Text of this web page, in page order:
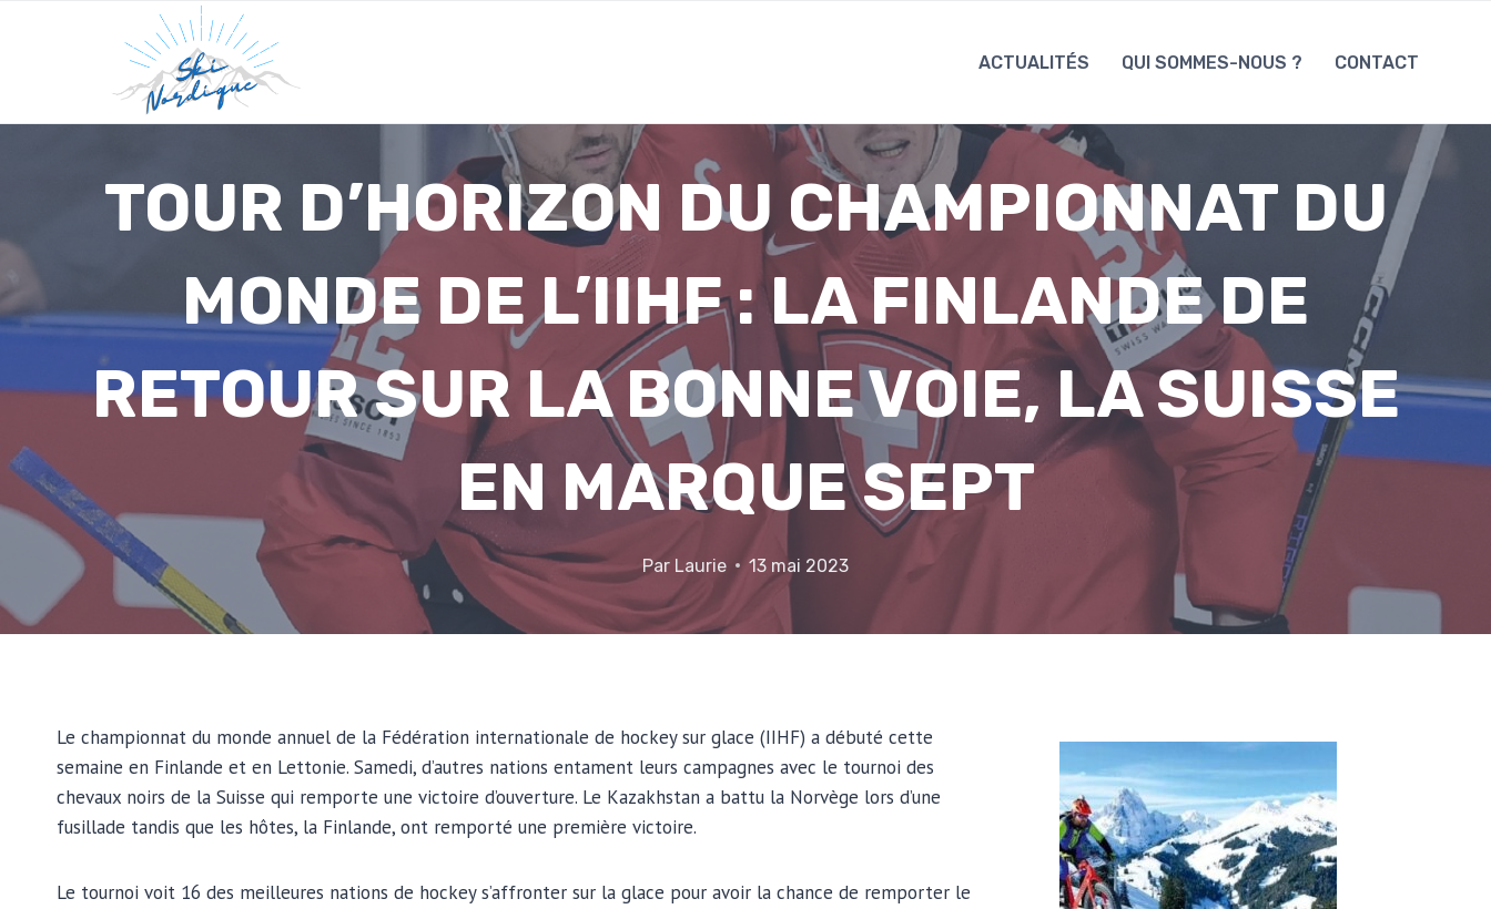
ACTUALITÉS QUI SOMMES-NOUS ? CONTACT
TOUR D’HORIZON DU CHAMPIONNAT DU
MONDE DE L’IIHF : LA FINLANDE DE
RETOUR SUR LA BONNE VOIE, LA SUISSE
EN MARQUE SEPT
Par Laurie 13 mai 2023
Le championnat du monde annuel de la Fédération internationale de hockey sur glace (IIHF) a débuté cette
semaine en Finlande et en Lettonie. Samedi, d’autres nations entament leurs campagnes avec le tournoi des
chevaux noirs de la Suisse qui remporte une victoire d’ouverture. Le Kazakhstan a battu la Norvège lors d’une
fusillade tandis que les hôtes, la Finlande, ont remporté une première victoire.
Le tournoi voit 16 des meilleures nations de hockey s’affronter sur la glace pour avoir la chance de remporter le